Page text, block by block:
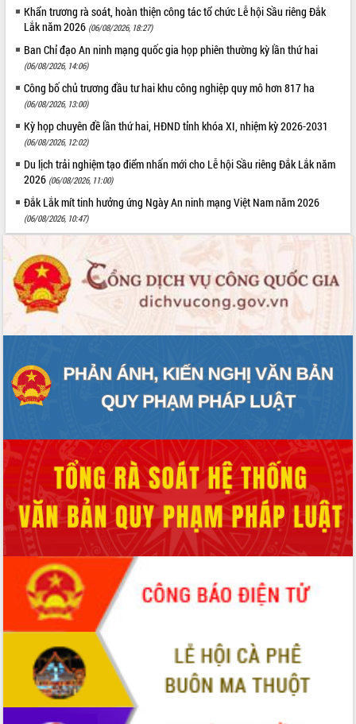
Khẩn trương rà soát, hoàn thiện công tác tổ chức Lễ hội Sầu riêng Đắk
Lắk năm 2026 (06/08/2026, 18:27)
Ban Chỉ đạo An ninh mạng quốc gia họp phiên thường kỳ lần thứ hai
(06/08/2026, 14:06)
Công bố chủ trương đầu tư hai khu công nghiệp quy mô hơn 817 ha
(06/08/2026, 13:00)
Kỳ họp chuyên đề lần thứ hai, HĐND tỉnh khóa XI, nhiệm kỳ 2026-2031
(06/08/2026, 12:02)
Du lịch trải nghiệm tạo điểm nhấn mới cho Lễ hội Sầu riêng Đắk Lắk năm
2026 (06/08/2026, 11:00)
Đắk Lắk mít tinh hưởng ứng Ngày An ninh mạng Việt Nam năm 2026
(06/08/2026, 10:47)